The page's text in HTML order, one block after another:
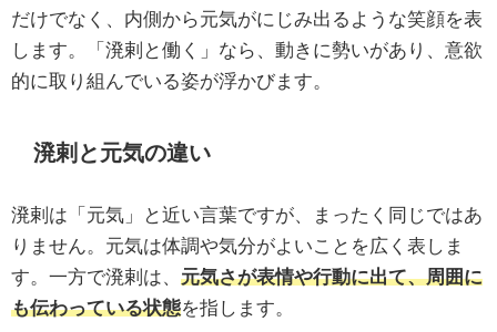
だけでなく、内側から元気がにじみ出るような笑顔を表
します。「溌剌と働く」なら、動きに勢いがあり、意欲
的に取り組んでいる姿が浮かびます。
溌剌と元気の違い
溌剌は「元気」と近い言葉ですが、まったく同じではあ
りません。元気は体調や気分がよいことを広く表しま
す。一方で溌剌は、 元気さが表情や行動に出て、周囲に
も伝わっている状態を指します。